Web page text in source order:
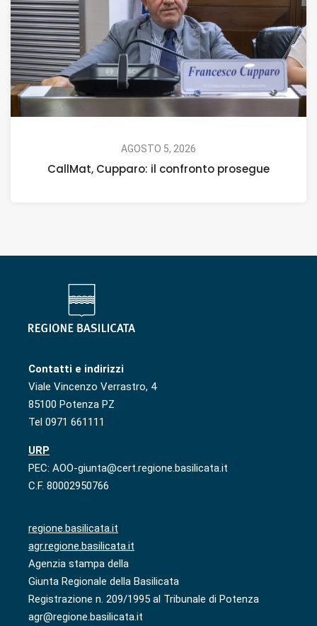
AGOSTO 5, 2026
CallMat, Cupparo: il confronto prosegue
Contatti e indirizzi
Viale Vincenzo Verrastro, 4
85100 Potenza PZ
Tel 0971 661111
URP
PEC: AOO-giunta@cert.regione.basilicata.it
C.F. 80002950766
regione.basilicata.it
agr.regione.basilicata.it
Agenzia stampa della
Giunta Regionale della Basilicata
Registrazione n. 209/1995 al Tribunale di Potenza
agr@regione.basilicata.it